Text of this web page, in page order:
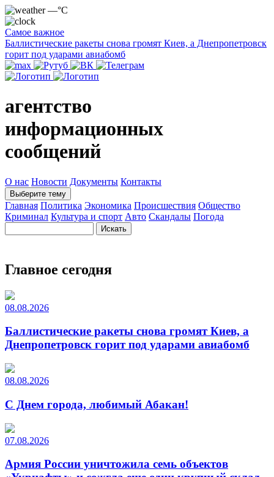
—°C
Самое важное
Баллистические ракеты снова громят Киев, а Днепропетровск
горит под ударами авиабомб
агентство
информационных
сообщений
О нас Новости Документы Контакты
Выберите тему
Главная Политика Экономика Происшествия Общество
Криминал Культура и спорт Авто Скандалы Погода
Главное сегодня
08.08.2026
Баллистические ракеты снова громят Киев, а
Днепропетровск горит под ударами авиабомб
08.08.2026
С Днем города, любимый Абакан!
07.08.2026
Армия России уничтожила семь объектов